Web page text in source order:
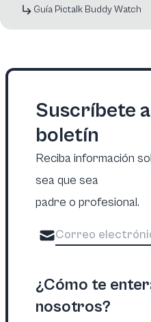
Guía Pictalk Buddy Watch
Suscríbete
boletín
Reciba información
sea que sea
padre o profesional.
¿Cómo te
nosotros?